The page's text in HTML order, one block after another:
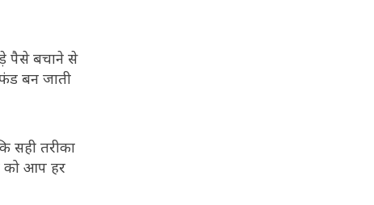
पैसे बचाने से
बन जाती
सही तरीका
को आप हर